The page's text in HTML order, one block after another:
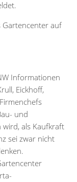
Gartencenter auf
Informationen
Eickhoff,
und
als Kaufkraft
sei zwar nicht